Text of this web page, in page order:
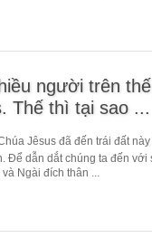
người trên
Thế thì tại sao ...
Jêsus đã đến trái đất
Để dẫn dắt chúng ta đến
Ngài đích thân ...